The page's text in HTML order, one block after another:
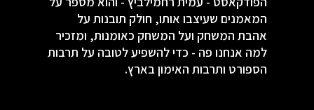
המאמנים שעיצבו אותו, חולק תובנות על
אהבת המשחק ועל המשחק כאומנות, ומזכיר
למה אנחנו פה - כדי להשפיע לטובה על תרבות
הספורט ותרבות האימון בארץ.